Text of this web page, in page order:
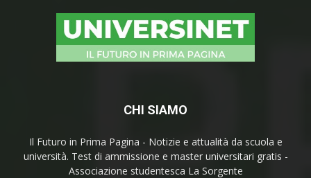
CHI SIAMO
Il Futuro in Prima Pagina - Notizie e attualità da scuola e
università. Test di ammissione e master universitari gratis -
Associazione studentesca La Sorgente